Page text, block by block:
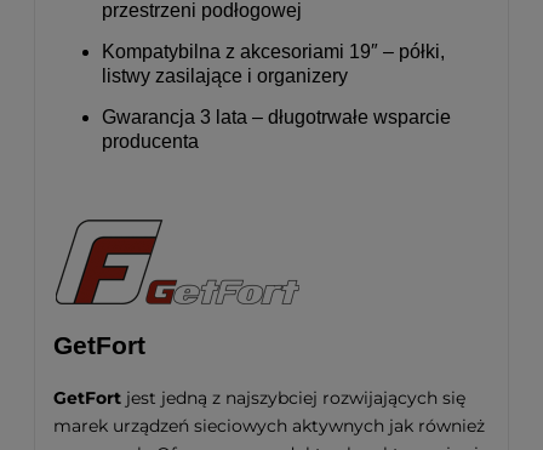
przestrzeni podłogowej
Kompatybilna z akcesoriami 19″ – półki,
listwy zasilające i organizery
Gwarancja 3 lata – długotrwałe wsparcie
producenta
GetFort
GetFort jest jedną z najszybciej rozwijających się
marek urządzeń sieciowych aktywnych jak również